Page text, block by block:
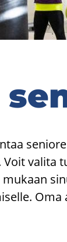
va­li­ta